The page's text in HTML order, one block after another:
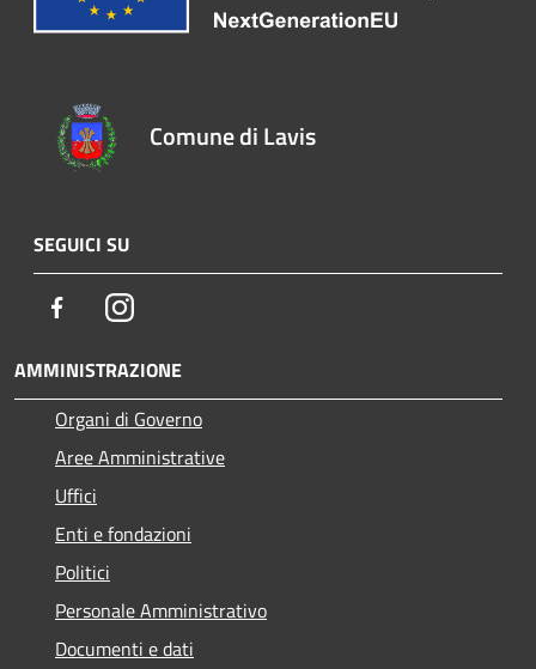
Comune di Lavis
SEGUICI SU
FacebookInstagram
AMMINISTRAZIONE
Organi di Governo
Aree Amministrative
Uffici
Enti e fondazioni
Politici
Personale Amministrativo
Documenti e dati